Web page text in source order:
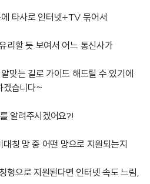
타사로 인터넷+TV 묶어서
리할 듯 보여서 어느 통신사가
맞는 길로 가이드 해드릴 수 있기에
겠습니다~
알려주시겠어요?!
칭 망 중 어떤 망으로 지원되는지
형으로 지원된다면 인터넷 속도 느림,